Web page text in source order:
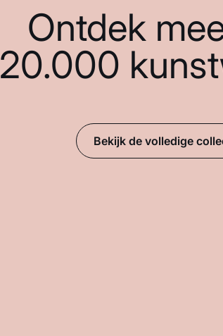
Ontdek
20.000
Bekijk de volledige